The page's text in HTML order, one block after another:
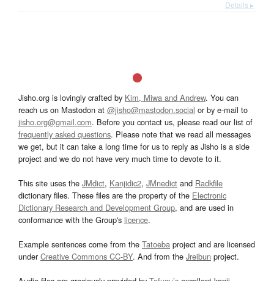
Details ▸
Jisho.org is lovingly crafted by Kim, Miwa and Andrew. You can
reach us on Mastodon at @jisho@mastodon.social or by e-mail to
jisho.org@gmail.com. Before you contact us, please read our list of
frequently asked questions. Please note that we read all messages
we get, but it can take a long time for us to reply as Jisho is a side
project and we do not have very much time to devote to it.
This site uses the JMdict, Kanjidic2, JMnedict and Radkfile
dictionary files. These files are the property of the Electronic
Dictionary Research and Development Group, and are used in
conformance with the Group's licence.
Example sentences come from the Tatoeba project and are licensed
underCreative Commons CC-BY. And from the Jreibun project.